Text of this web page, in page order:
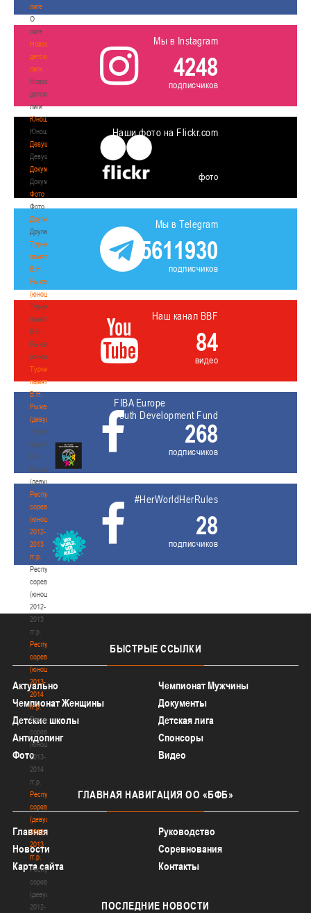
лиге
О
лиге
Новости
детской
лиги
Новости
детской
лиги
Юноши
Юноши
Девушки
Девушки
Документы
Документы
Фото
Фото
Другие
Другие
Турнир
памяти
В.Н.
Рыженкова
(юноши)
Турнир
памяти
В.Н.
Рыженкова
(юноши)
Турнир
памяти
В.Н.
Рыженкова
(девушки)
Турнир
памяти
В.Н.
Рыженкова
(девушки)
Республиканские
соревнования
(юноши)
2012-
2013
гг.р.
Республиканские
соревнования
(юноши)
2012-
2013
гг.р.
Республиканские
соревнования
(юноши)
2013-
2014
гг.р.
Республиканские
соревнования
(юноши)
2013-
2014
гг.р.
Республиканские
соревнования
(девушки)
2012-
2013
гг.р.
Республиканские
соревнования
(девушки)
2012-
Мы в Instagram
4248
подписчиков
Наши фото на Flickr.com
фото
Мы в Telegram
5611930
подписчиков
Наш канал BBF
84
видео
FIBA Europe
Youth Development Fund
268
подписчиков
#HerWorldHerRules
28
подписчиков
БЫСТРЫЕ ССЫЛКИ
Актуально
Чемпионат Мужчины
Чемпионат Женщины
Документы
Детские школы
Детская лига
Антидопинг
Спонсоры
Фото
Видео
ГЛАВНАЯ НАВИГАЦИЯ ОО «БФБ»
Главная
Руководство
Новости
Соревнования
Карта сайта
Контакты
ПОСЛЕДНИЕ НОВОСТИ